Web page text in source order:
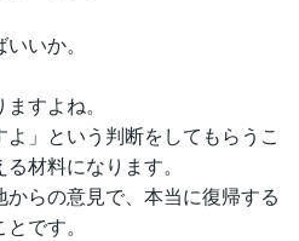
いか。
すよね。
よ」という判断をしてもらうこ
材料になります。
らの意見で、本当に復帰する
です。